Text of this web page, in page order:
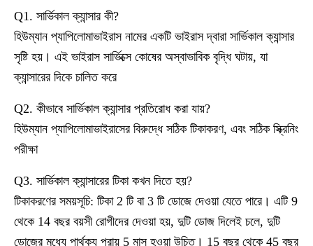
Q1. সার্ভিকাল ক্যান্সার কী?
হিউম্যান প্যাপিলোমাভাইরাস নামের একটি ভাইরাস দ্বারা সার্ভিকাল ক্যান্সার
সৃষ্টি হয়। এই ভাইরাস সার্ভিক্সে কোষের অস্বাভাবিক বৃদ্ধি ঘটায়, যা
ক্যান্সারের দিকে চালিত করে
Q2. কীভাবে সার্ভিকাল ক্যান্সার প্রতিরোধ করা যায়?
হিউম্যান প্যাপিলোমাভাইরাসের বিরুদ্ধে সঠিক টিকাকরণ, এবং সঠিক স্ক্রিনিং
পরীক্ষা
Q3. সার্ভিকাল ক্যান্সারের টিকা কখন দিতে হয়?
টিকাকরণের সময়সূচি: টিকা 2 টি বা 3 টি ডোজে দেওয়া যেতে পারে। এটি 9
থেকে 14 বছর বয়সী রোগীদের দেওয়া হয়, দুটি ডোজ দিলেই চলে, দুটি
ডোজের মধ্যে পার্থক্য প্রায় 5 মাস হওয়া উচিত। 15 বছর থেকে 45 বছর